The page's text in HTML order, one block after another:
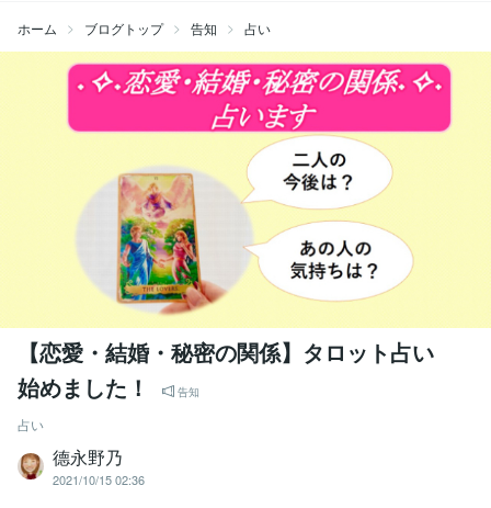
ホーム ブログトップ 告知 占い
【恋愛・結婚・秘密の関係】タロット占い
始めました！
告知
占い
德永野乃
2021/10/15 02:36